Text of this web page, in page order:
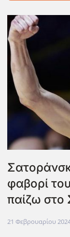
φαβορί
παίζω
21 Φεβρουαρίου